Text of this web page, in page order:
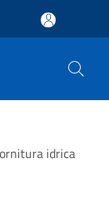
idrica